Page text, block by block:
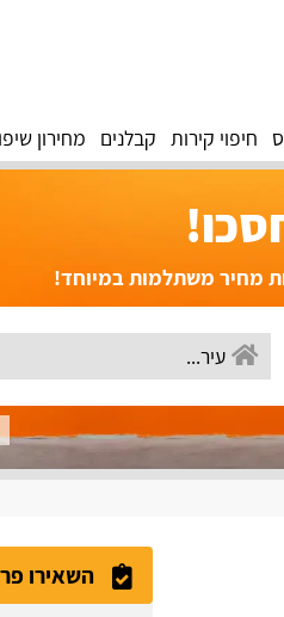
חיפוי קירות קבלנים מחירון
השאירו